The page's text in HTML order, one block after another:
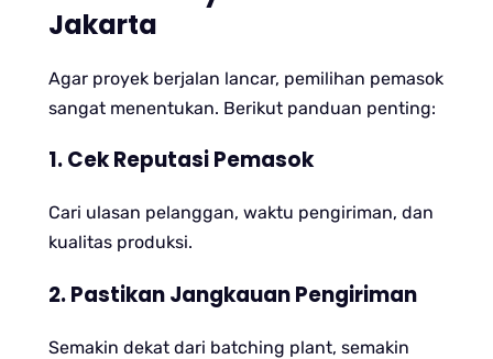
Jakarta
Agar proyek berjalan lancar, pemilihan pemasok
sangat menentukan. Berikut panduan penting:
1. Cek Reputasi Pemasok
Cari ulasan pelanggan, waktu pengiriman, dan
kualitas produksi.
2. Pastikan Jangkauan Pengiriman
Semakin dekat dari batching plant, semakin